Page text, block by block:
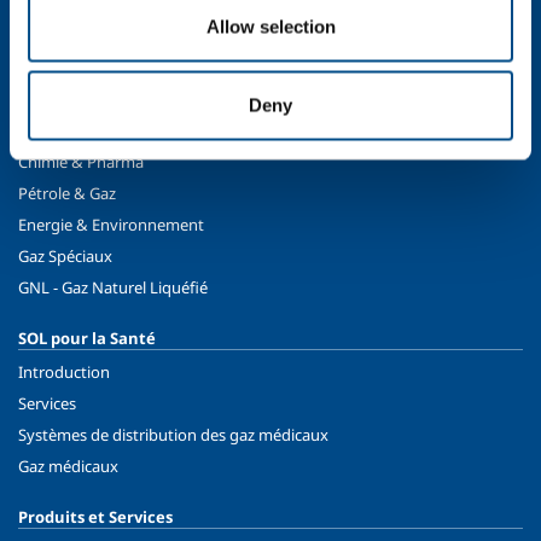
Allow selection
Deny
Industrie agroalimentaire
Chimie & Pharma
Pétrole & Gaz
Energie & Environnement
Gaz Spéciaux
GNL - Gaz Naturel Liquéfié
SOL pour la Santé
Introduction
Services
Systèmes de distribution des gaz médicaux
Gaz médicaux
Produits et Services